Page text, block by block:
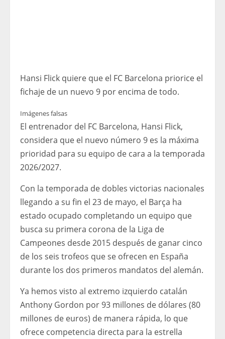
Hansi Flick quiere que el FC Barcelona priorice el
fichaje de un nuevo 9 por encima de todo.
Imágenes falsas
El entrenador del FC Barcelona, ​​Hansi Flick,
considera que el nuevo número 9 es la máxima
prioridad para su equipo de cara a la temporada
2026/2027.
Con la temporada de dobles victorias nacionales
llegando a su fin el 23 de mayo, el Barça ha
estado ocupado completando un equipo que
busca su primera corona de la Liga de
Campeones desde 2015 después de ganar cinco
de los seis trofeos que se ofrecen en España
durante los dos primeros mandatos del alemán.
Ya hemos visto al extremo izquierdo catalán
Anthony Gordon por 93 millones de dólares (80
millones de euros) de manera rápida, lo que
ofrece competencia directa para la estrella